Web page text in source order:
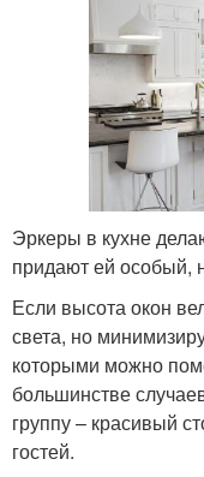
Эркеры в кухне
придают ей особый,
Если высота окон
света, но
которыми можно
большинстве
группу – красивый
гостей.